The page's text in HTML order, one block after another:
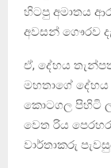
හිටපු අමාතය
අවසන් ගෞරව
ඒ, දේහය
මහතාගේ
කොටගල පිහිටි
වෙත රිය
වාර්තාකරු